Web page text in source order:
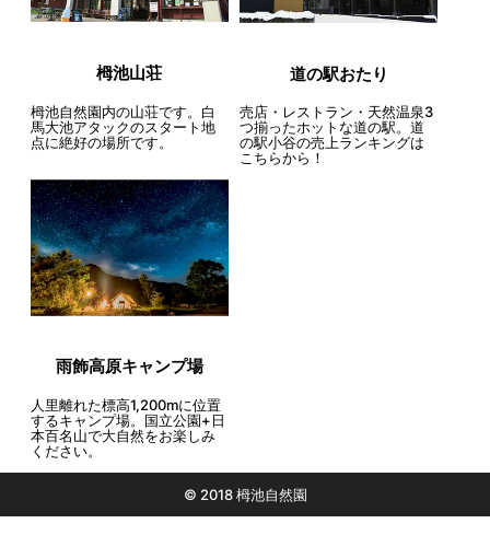
栂池山荘
栂池自然園内の山荘です。白
馬大池アタックのスタート地
点に絶好の場所です。
道の駅おたり
売店・レストラン・天然温泉3
つ揃ったホットな道の駅。道
の駅小谷の売上ランキングは
こちらから！
雨飾高原キャンプ場
人里離れた標高1,200mに位置
するキャンプ場。国立公園+日
本百名山で大自然をお楽しみ
ください。
© 2018 栂池自然園